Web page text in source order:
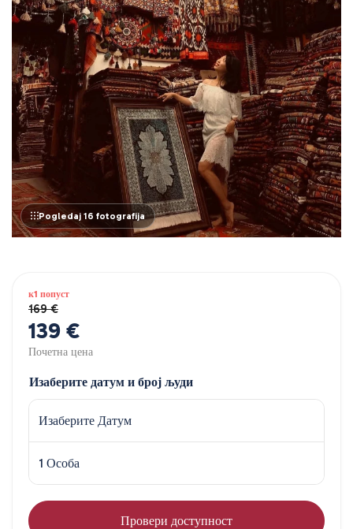
Pogledaj 16 fotografija
к1 попуст
169 €
139 €
Почетна цена
Изаберите датум и број људи
Изаберите Датум
1 Особа
Провери доступност